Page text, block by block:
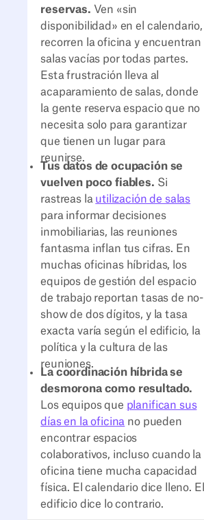
reservas. Ven «sin
disponibilidad» en el calendario,
recorren la oficina y encuentran
salas vacías por todas partes.
Esta frustración lleva al
acaparamiento de salas, donde
la gente reserva espacio que no
necesita solo para garantizar
que tienen un lugar para
reunirse.
Tus datos de ocupación se
vuelven poco fiables. Si
rastreas la utilización de salas
para informar decisiones
inmobiliarias, las reuniones
fantasma inflan tus cifras. En
muchas oficinas híbridas, los
equipos de gestión del espacio
de trabajo reportan tasas de no-
show de dos dígitos, y la tasa
exacta varía según el edificio, la
política y la cultura de las
reuniones.
La coordinación híbrida se
desmorona como resultado.
Los equipos que planifican sus
días en la oficina no pueden
encontrar espacios
colaborativos, incluso cuando la
oficina tiene mucha capacidad
física. El calendario dice lleno. El
edificio dice lo contrario.